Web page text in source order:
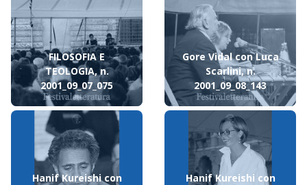
FILOSOFIA E
TEOLOGIA, n.
2001_09_07_075
Gore Vidal con Luca
Scarlini, n.
2001_09_08_143
Hanif Kureishi con
Hanif Kureishi con